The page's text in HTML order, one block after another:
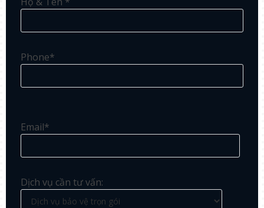
Phone*
Email*
Dịch vụ cần tư vấn: